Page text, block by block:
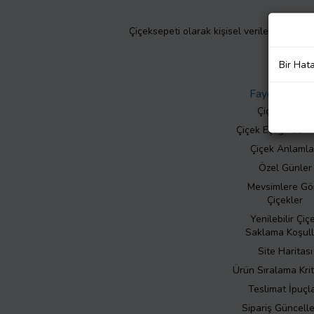
Çiçeksepeti olarak kişisel verilerinizin
Faydalı Bilgiler
Çiçek Bakımı
Çiçek Eşliğinde
Çiçek
Özel Günler
Mevsimlere
Çiçekler
Yenilebilir
Saklama
Site Haritası
Ürün Sıralama
Teslimat
Sipariş
Bir